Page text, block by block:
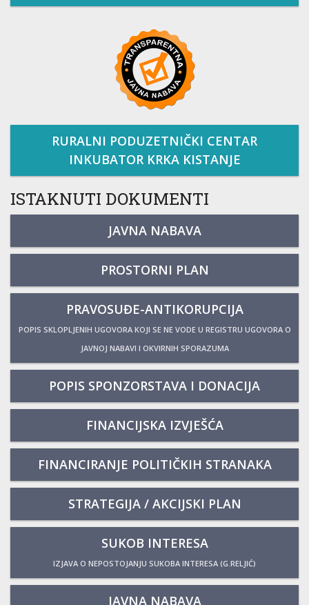
RURALNI PODUZETNIČKI CENTAR
INKUBATOR KRKA KISTANJE
ISTAKNUTI DOKUMENTI
JAVNA NABAVA
PROSTORNI PLAN
PRAVOSUĐE-ANTIKORUPCIJA
POPIS SKLOPLJENIH UGOVORA KOJI SE NE VODE U REGISTRU UGOVORA O
JAVNOJ NABAVI I OKVIRNIH SPORAZUMA
POPIS SPONZORSTAVA I DONACIJA
FINANCIJSKA IZVJEŠĆA
FINANCIRANJE POLITIČKIH STRANAKA
STRATEGIJA / AKCIJSKI PLAN
SUKOB INTERESA
IZJAVA O NEPOSTOJANJU SUKOBA INTERESA (G.RELJIĆ)
JAVNA NABAVA